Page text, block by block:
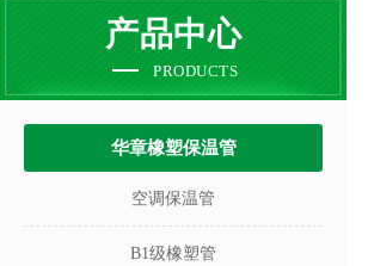
产品中心
PRODUCTS
华章橡塑保温管
空调保温管
B1级橡塑管